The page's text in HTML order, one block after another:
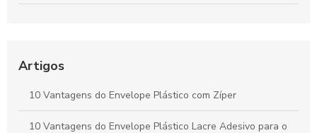
Envelope Adesivado é a Solução Prática para Organizar e
Envelope segurança: como garantir a proteção dos seus
documentos
Artigos
10 Vantagens do Envelope Plástico com Zíper
10 Vantagens do Envelope Plástico Lacre Adesivo para o